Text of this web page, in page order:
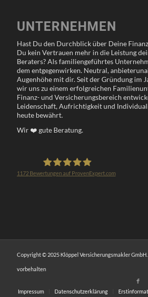
UNTERNEHMEN
Hast Du den Durchblick über Deine
Du kein Vertrauen mehr in die Leistung
Beraters? Als familiengeführtes
dem entgegenwirken. Neutral,
Augenhöhe mit dir. Seit der Gründung im
wir uns zu einem erfolgreichen
Finanz- und Versicherungsbereich
Leidenschaft, Aufrichtigkeit und
heute bewährt.
Wir❤️ gute Beratung.
1172Bewertungen auf ProvenExpert.com
Copyright © 2025 Klöppel Versicherungsmakler
vorbehalten
Impressum Datenschutzerklärung